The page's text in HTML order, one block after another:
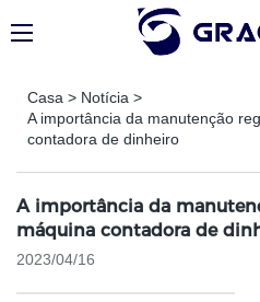
Casa > Notícia >
A importância da manutenção
contadora de dinheiro
A importância da
máquina contadora de
2023/04/16